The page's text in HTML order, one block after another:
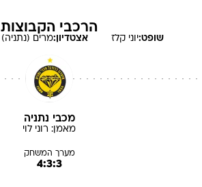
הרכבי הקבוצות
שופט:יוני קלז אצטדיון:מרים (נתניה)
מכבי נתניה
מאמן: רוני לוי
מערך המשחק
4:3:3